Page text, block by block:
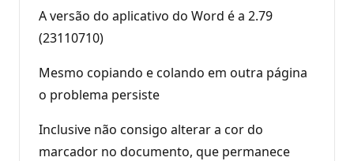
A versão do aplicativo do Word é a 2.79
(23110710)
Mesmo copiando e colando em outra página
o problema persiste
Inclusive não consigo alterar a cor do
marcador no documento, que permanece